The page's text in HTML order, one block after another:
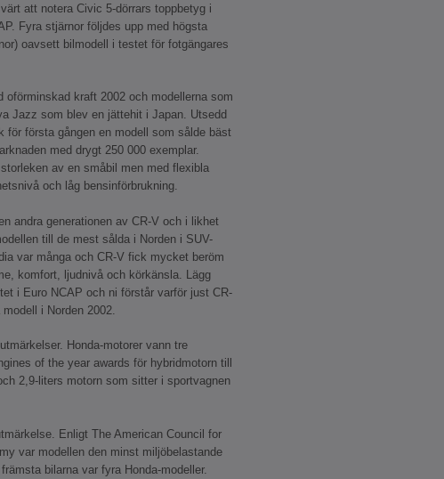
att notera Civic 5-dörrars toppbetyg i
Fyra stjärnor följdes upp med högsta
oavsett bilmodell i testet för fotgängares
oförminskad kraft 2002 och modellerna som
Jazz som blev en jättehit i Japan. Utsedd
för första gången en modell som sålde bäst
med drygt 250 000 exemplar.
av en småbil men med flexibla
och låg bensinförbrukning.
andra generationen av CR-V och i likhet
till de mest sålda i Norden i SUV-
var många och CR-V fick mycket beröm
komfort, ljudnivå och körkänsla. Lägg
i Euro NCAP och ni förstår varför just CR-
i Norden 2002.
Honda-motorer vann tre
of the year awards för hybridmotorn till
2,9-liters motorn som sitter i sportvagnen
Enligt The American Council for
var modellen den minst miljöbelastande
bilarna var fyra Honda-modeller.